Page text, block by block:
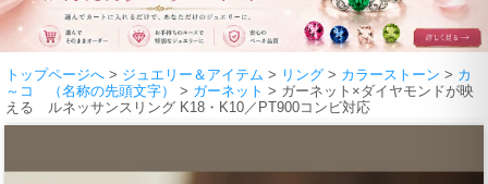
トップページへ > ジュエリー＆アイテム > リング > カラーストーン > カ
～コ （名称の先頭文字）
> ガーネット > ガーネット×ダイヤモンドが映
える ルネッサンスリング K18・K10／PT900コンビ対応